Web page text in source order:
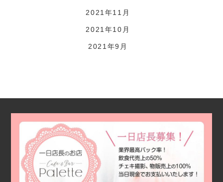
2021年11月
2021年10月
2021年9月